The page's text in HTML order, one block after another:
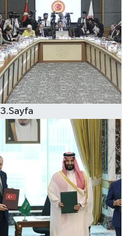
3.Sayfa